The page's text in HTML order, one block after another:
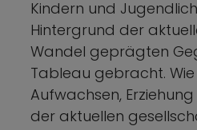
Kindern und
Hintergrund der
Wandel geprägten
Tableau gebracht. Wie
Aufwachsen,
der aktuellen